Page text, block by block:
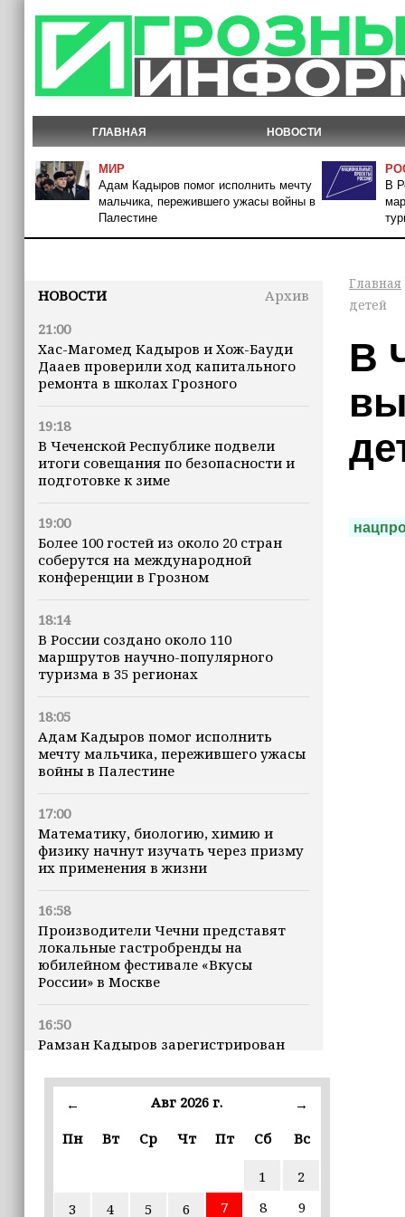
ГЛАВНАЯ НОВОСТИ
МИР
Адам Кадыров помог исполнить мечту
мальчика, пережившего ужасы войны в
Палестине
В
НОВОСТИ
Архив
21:00
Хас-Магомед Кадыров и Хож-Бауди
Дааев проверили ход капитального
ремонта в школах Грозного
19:18
В Чеченской Республике подвели
итоги совещания по безопасности и
подготовке к зиме
19:00
Более 100 гостей из около 20 стран
соберутся на международной
конференции в Грозном
18:14
В России создано около 110
маршрутов научно-популярного
туризма в 35 регионах
18:05
Адам Кадыров помог исполнить
мечту мальчика, пережившего ужасы
войны в Палестине
17:00
Математику, биологию, химию и
физику начнут изучать через призму
их применения в жизни
16:58
Производители Чечни представят
локальные гастробренды на
юбилейном фестивале «Вкусы
России» в Москве
16:50
Рамзан Кадыров зарегистрирован
16:47
землетрясения, рассказала
16:12
← Авг 2026 г.
→
Пн
Вт Ср Чт Пт Сб Вс
1
2
3
4 5 6 7 8
9
Главная
детей
В